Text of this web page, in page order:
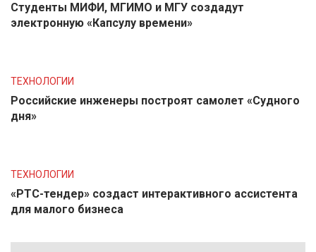
Студенты МИФИ, МГИМО и МГУ создадут
электронную «Капсулу времени»
ТЕХНОЛОГИИ
Российские инженеры построят самолет «Судного
дня»
ТЕХНОЛОГИИ
«РТС-тендер» создаст интерактивного ассистента
для малого бизнеса